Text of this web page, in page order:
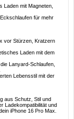
Laden mit Magneten,
für mehr
vor Stürzen, Kratzern
Laden mit dem
Lanyard-Schlaufen,
Lebensstil mit der
aus Schutz, Stil und
Ladekompatibilität und
iPhone 16 Pro Max.